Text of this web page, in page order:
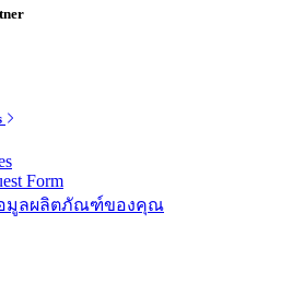
Form
มูลผลิตภัณฑ์ของคุณ